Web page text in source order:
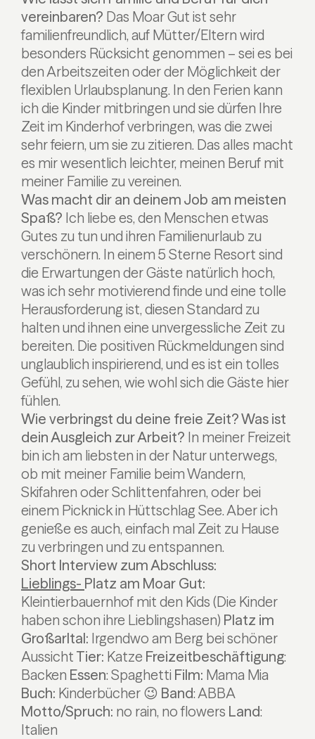
vereinbaren? Das Moar Gut ist sehr
familienfreundlich, auf Mütter/Eltern wird
besonders Rücksicht genommen – sei es bei
den Arbeitszeiten oder der Möglichkeit der
flexiblen Urlaubsplanung. In den Ferien kann
ich die Kinder mitbringen und sie dürfen Ihre
Zeit im Kinderhof verbringen, was die zwei
sehr feiern, um sie zu zitieren. Das alles macht
es mir wesentlich leichter, meinen Beruf mit
meiner Familie zu vereinen.
Was macht dir an deinem Job am meisten
Spaß? Ich liebe es, den Menschen etwas
Gutes zu tun und ihren Familienurlaub zu
verschönern. In einem 5 Sterne Resort sind
die Erwartungen der Gäste natürlich hoch,
was ich sehr motivierend finde und eine tolle
Herausforderung ist, diesen Standard zu
halten und ihnen eine unvergessliche Zeit zu
bereiten. Die positiven Rückmeldungen sind
unglaublich inspirierend, und es ist ein tolles
Gefühl, zu sehen, wie wohl sich die Gäste hier
fühlen.
Wie verbringst du deine freie Zeit? Was ist
dein Ausgleich zur Arbeit? In meiner Freizeit
bin ich am liebsten in der Natur unterwegs,
ob mit meiner Familie beim Wandern,
Skifahren oder Schlittenfahren, oder bei
einem Picknick in Hüttschlag See. Aber ich
genieße es auch, einfach mal Zeit zu Hause
zu verbringen und zu entspannen.
Short Interview zum Abschluss:
Lieblings- Platz am Moar Gut:
Kleintierbauernhof mit den Kids (Die Kinder
haben schon ihre Lieblingshasen) Platz im
Großarltal: Irgendwo am Berg bei schöner
Aussicht Tier: Katze Freizeitbeschäftigung:
Backen Essen: Spaghetti Film: Mama Mia
Buch: Kinderbücher 😉 Band: ABBA
Motto/Spruch: no rain, no flowers Land:
Italien